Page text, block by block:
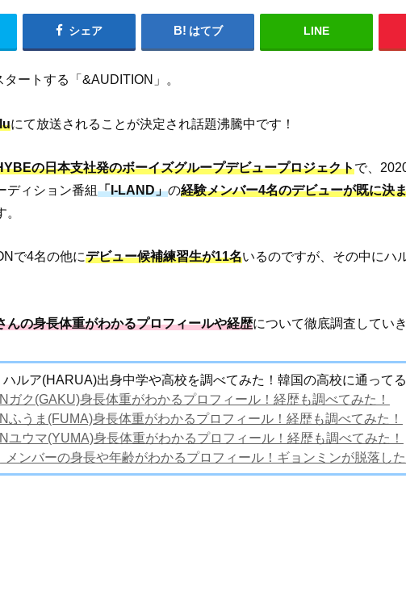
シェア はてブ LINE
タートする「&AUDITION」。
にて放送されることが決定され話題沸騰中です！
の日本支社発のボーイズグループデビュープロジェクトで、
ディション番組「I-LAND」の経験メンバー4名のデビューが既に決
で4名の他にデビュー候補練習生が11名いるのですが、その中にハ
んの身長体重がわかるプロフィールや経歴について徹底調査していき
ルア(HARUA)出身中学や高校を調べてみた！韓国の高校に通って
ガク(GAKU)身長体重がわかるプロフィール！経歴も調べてみた！
ふうま(FUMA)身長体重がわかるプロフィール！経歴も調べてみた！
ユウマ(YUMA)身長体重がわかるプロフィール！経歴も調べてみた！
メンバーの身長や年齢がわかるプロフィール！ギョンミンが脱落し